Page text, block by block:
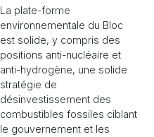
La plate-forme
environnementale du Bloc
est solide, y compris des
positions anti-nucléaire et
anti-hydrogène, une solide
stratégie de
désinvestissement des
combustibles fossiles ciblant
le gouvernement et les